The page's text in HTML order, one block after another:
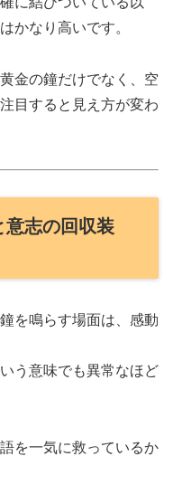
かなり高いです。
金の鐘だけでなく、空
目すると見え方が変わ
意志の回収装
を鳴らす場面は、感動
う意味でも異常なほど
を一気に救っているか